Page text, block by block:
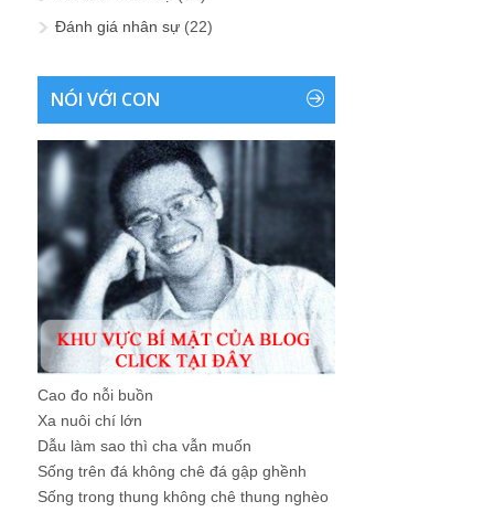
Đánh giá nhân sự (22)
NÓI VỚI CON
Cao đo nỗi buồn
Xa nuôi chí lớn
Dẫu làm sao thì cha vẫn muốn
Sống trên đá không chê đá gập ghềnh
Sống trong thung không chê thung nghèo